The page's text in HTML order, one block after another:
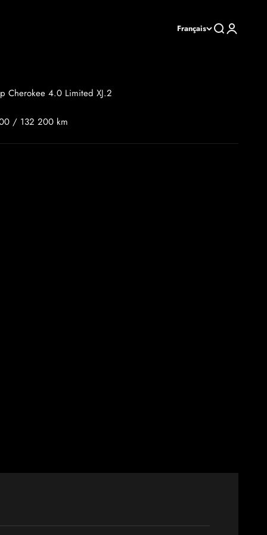
Français Recherche
Connexion
Cherokee 4.0 Limited XJ.2
/ 132 200 km